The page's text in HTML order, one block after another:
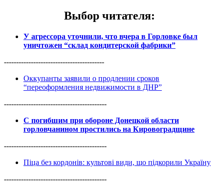
Выбор читателя:
У агрессора уточнили, что вчера в Горловке был
уничтожен “склад кондитерской фабрики”
-----------------------------------------
Оккупанты заявили о продлении сроков
“переоформления недвижимости в ДНР”
------------------------------------------
С погибшим при обороне Донецкой области
горловчанином простились на Кировоградщине
------------------------------------------
Піца без кордонів: культові види, що підкорили Україну
------------------------------------------